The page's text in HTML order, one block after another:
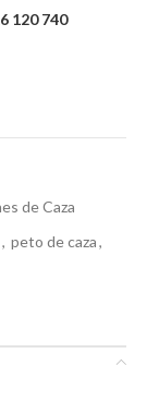
120 740
de Caza
, peto de caza,